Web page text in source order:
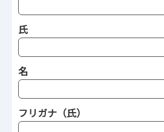
氏
名
フリガナ（氏）